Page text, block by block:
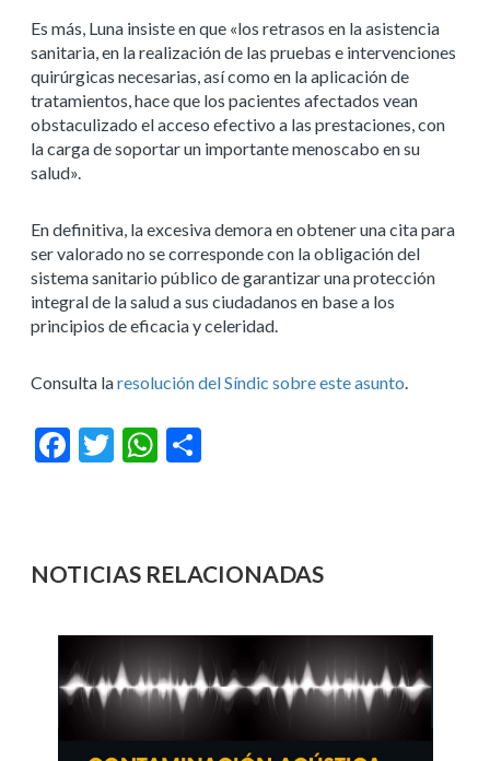
Es más, Luna insiste en que «los retrasos en la asistencia
sanitaria, en la realización de las pruebas e intervenciones
quirúrgicas necesarias, así como en la aplicación de
tratamientos, hace que los pacientes afectados vean
obstaculizado el acceso efectivo a las prestaciones, con
la carga de soportar un importante menoscabo en su
salud».
En definitiva, la excesiva demora en obtener una cita para
ser valorado no se corresponde con la obligación del
sistema sanitario público de garantizar una protección
integral de la salud a sus ciudadanos en base a los
principios de eficacia y celeridad.
Consulta laresolución del Síndic sobre este asunto
Facebook
Twitter WhatsApp
NOTICIAS RELACIONADAS